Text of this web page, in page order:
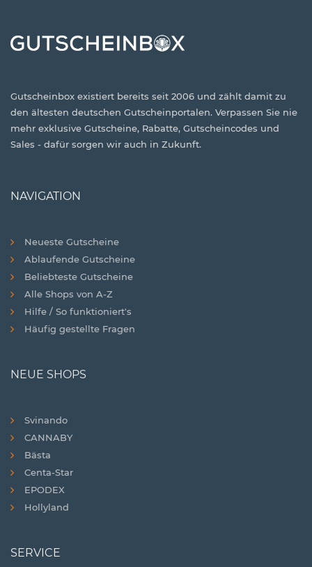
Gutscheinbox existiert bereits seit 2006 und zählt damit zu
den ältesten deutschen Gutscheinportalen. Verpassen Sie nie
mehr exklusive Gutscheine, Rabatte, Gutscheincodes und
Sales - dafür sorgen wir auch in Zukunft.
NAVIGATION
Neueste Gutscheine
Ablaufende Gutscheine
Beliebteste Gutscheine
Alle Shops von A-Z
Hilfe / So funktioniert's
Häufig gestellte Fragen
NEUE SHOPS
Svinando
CANNABY
Bästa
Centa-Star
EPODEX
Hollyland
SERVICE